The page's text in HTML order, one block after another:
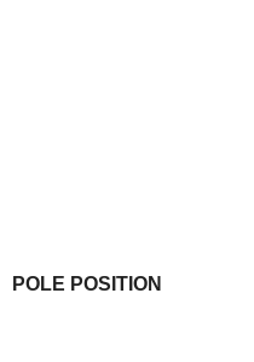
POLE POSITION